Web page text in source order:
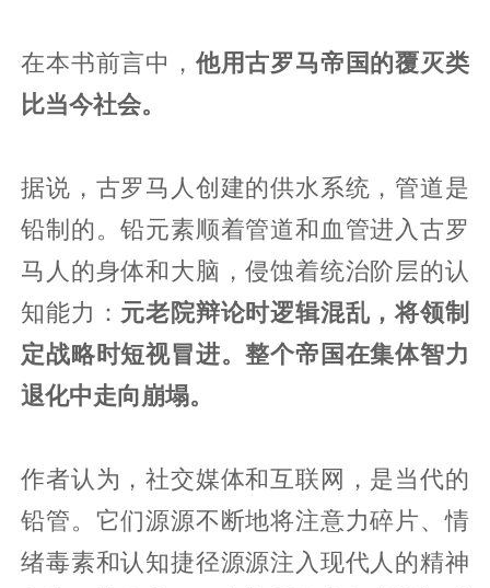
在本书前言中， 他用古罗马帝国的覆灭类
比当今社会。
据说，古罗马人创建的供水系统，管道是
铅制的。铅元素顺着管道和血管进入古罗
马人的身体和大脑，侵蚀着统治阶层的认
知能力： 元老院辩论时逻辑混乱，将领制
定战略时短视冒进。整个帝国在集体智力
退化中走向崩塌。
作者认为，社交媒体和互联网，是当代的
铅管。它们源源不断地将注意力碎片、情
绪毒素和认知捷径源源注入现代人的精神